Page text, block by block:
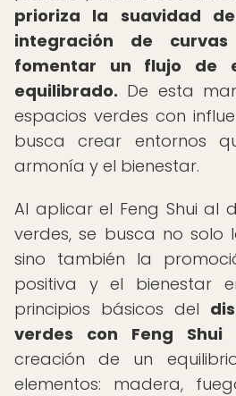
prioriza la suavidad
integración de
fomentar un flujo de
equilibrado. De esta
espacios verdes con
busca crear entornos
armonía y el bienestar.
Al aplicar el Feng Shui al
verdes, se busca no solo
sino también la
positiva y el bienestar
principios básicos del
verdes con Feng Shui
creación de un
elementos: madera,